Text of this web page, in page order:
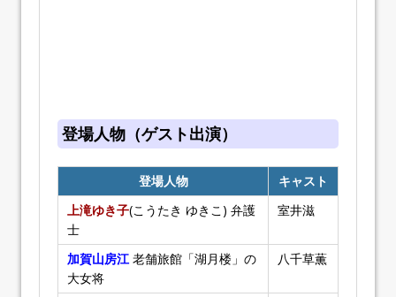
登場人物（ゲスト出演）
登場人物
キャスト
上滝ゆき子(こうたき ゆきこ) 弁護
士
室井滋
加賀山房江 老舗旅館「湖月楼」の
大女将
八千草薫